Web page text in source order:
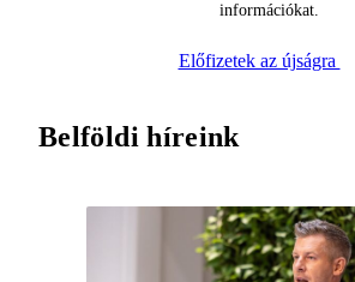
információkat.
Előfizetek az újságra
Belföldi híreink